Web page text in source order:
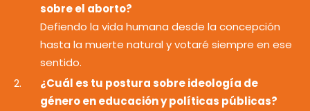
sobre el aborto?
Defiendo la vida humana desde la concepción
hasta la muerte natural y votaré siempre en ese
sentido.
¿Cuál es tu postura sobre ideología de
género en educación y políticas públicas?